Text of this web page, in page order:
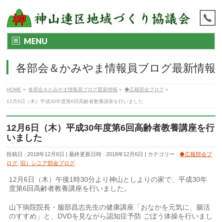
MENU
各部会＆かみやま情報員ブログ最新情報
HOME » 各部会＆かみやま情報員ブログ最新情報 » ◆広報部会ブログ »
12月6日（木）平成30年度第6回高齢者教養講座を行いました
12月6日（木）平成30年度第6回高齢者教養講座を行
いました
投稿日 : 2018年12月6日 最終更新日時 : 2018年12月6日 カテゴリー :◆広報部会ブ
ログ
旧）シニア部会ブログ
12月6日（木）午後1時30分より神山としよりの家で、平成30年
度第6回高齢者教養講座を行いました。
山下病院院長・服部昌志先生の健康講座「おなかを元気に、腸活
のすすめ」と、DVDを見ながら認知症予防 ごぼう体操を行いまし